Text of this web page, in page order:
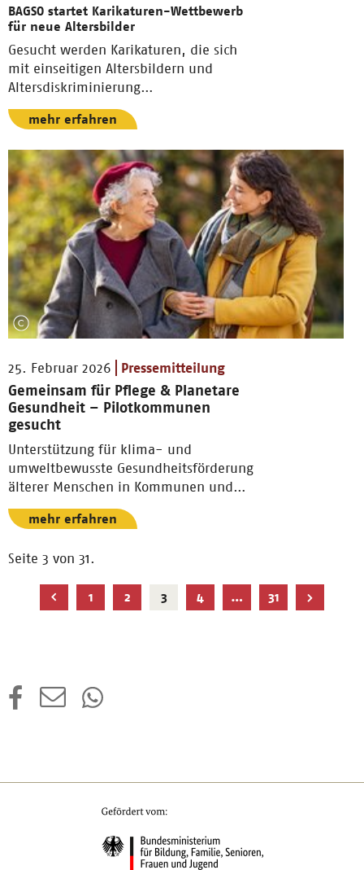
BAGSO startet Karikaturen-Wettbewerb
für neue Altersbilder
Gesucht werden Karikaturen, die sich
mit einseitigen Altersbildern und
Altersdiskriminierung
auseinandersetzen.
mehr erfahren
25. Februar 2026 Pressemitteilung
Gemeinsam für Pflege & Planetare
Gesundheit – Pilotkommunen
gesucht
Unterstützung für klima- und
umweltbewusste Gesundheitsförderung
älterer Menschen in Kommunen und
Pflegeeinrichtungen.
mehr erfahren
Seite 3 von 31.
1 2 3Aktuelle
Seite
4 … 31